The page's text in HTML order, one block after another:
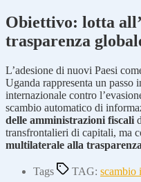
Obiettivo: lotta
trasparenza
L’adesione di nuovi Paesi
Uganda rappresenta un passo
internazionale contro
scambio automatico di
delle amministrazioni fiscali
transfrontalieri di capitali, ma
multilaterale alla trasparenza
Tags TAG: scambio